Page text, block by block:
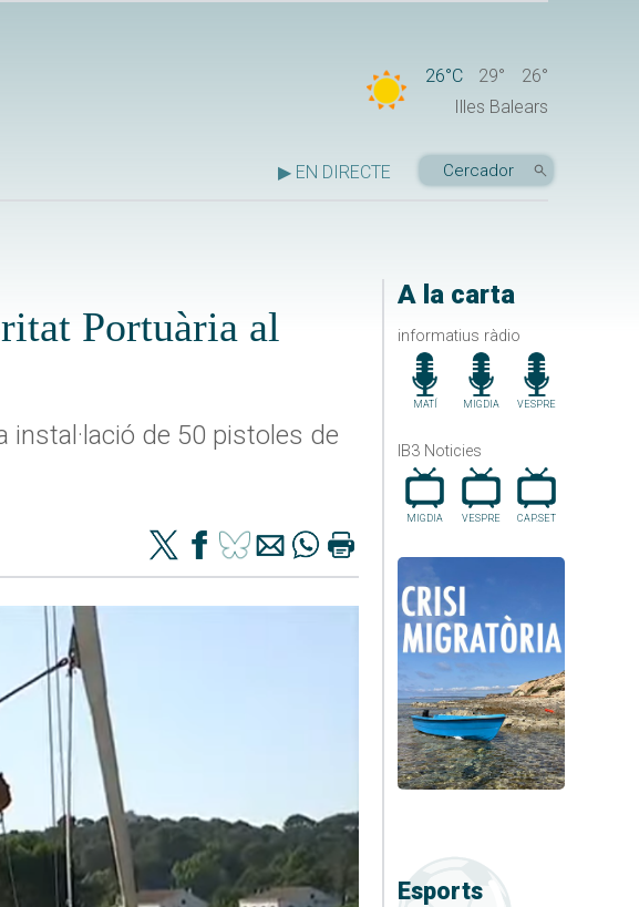
26°C 29°
26°
Illes Balears
▶ EN DIRECTE
A la carta
informatius ràdio
MATÍ MIGDIA VESPRE
IB3 Noticies
MIGDIA VESPRE CAP.SET
Esports
Portuària al
de 50 pistoles de